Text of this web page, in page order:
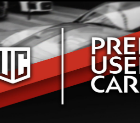
commodo ligula eget dolor aenean